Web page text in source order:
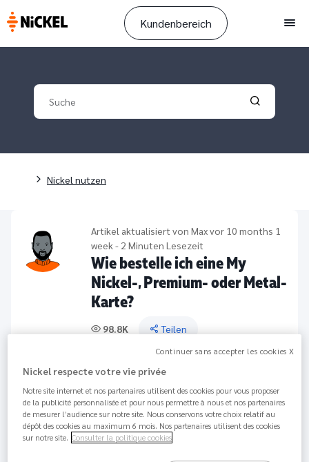
Kundenbereich
Your search
Validate
Pfadnavigation
Nickel nutzen
Artikel aktualisiert von Maxvor 10 months 1
week - 2 Minuten Lesezeit
Wie bestelle ich eine My
Nickel-, Premium- oder Metal-
Karte?
98.8K Teilen
Wenn Sie noch kein Nickel-Konto besitzen:
Um eine My Nickel-, Premium- oder Metal-Karte zu
bestellen, müssen Sie zunächst ein Nickel-Konto
eröffnen und die Nickel-Standardkarte aktivieren.
Wie einfach das funktioniert, erfahren Sie in diesem
Continuer sans accepter les cookies X
Nickel respecte votre vie privée
Notre site internet et nos partenaires utilisent des cookies pour vous proposer
de la publicité personnalisée et pour nous permettre à nous et nos partenaires
de mesurer l’audience sur notre site. Nous conservons votre choix relatif au
dépôt des cookies au maximum 6 mois. Nos partenaires utilisent des cookies
sur notre site. Consulter la politique cookies